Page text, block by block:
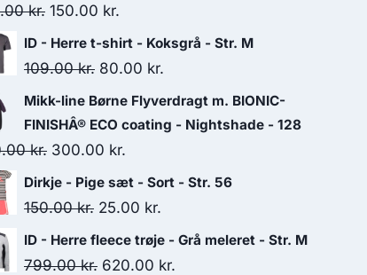
kr. Original
price
was:
150.00 kr.
price
is:
ID - Herre t-shirt - Koksgrå - Str. M
109.00kr. Original
price
was:
109.00 kr..
80.00 kr.
price
is:
Mikk-line Børne Flyverdragt m. BIONIC-
FINISHÂ® ECO coating - Nightshade - 128
kr. Original
price
was:
300.00 kr.
price
is:
300.00 kr..
Dirkje - Pige sæt - Sort - Str. 56
150.00kr. Original
price
was:
25.00 kr.
price
is:
ID - Herre fleece trøje - Grå meleret - Str. M
799.00kr. Original
620.00 kr.